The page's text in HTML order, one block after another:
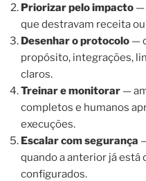
Priorizar pelo impacto —
que destravam receita
Desenhar o protocolo —
propósito, integrações,
claros.
Treinar e monitorar —
completos e humanos
execuções.
Escalar com segurança
quando a anterior já está
configurados.